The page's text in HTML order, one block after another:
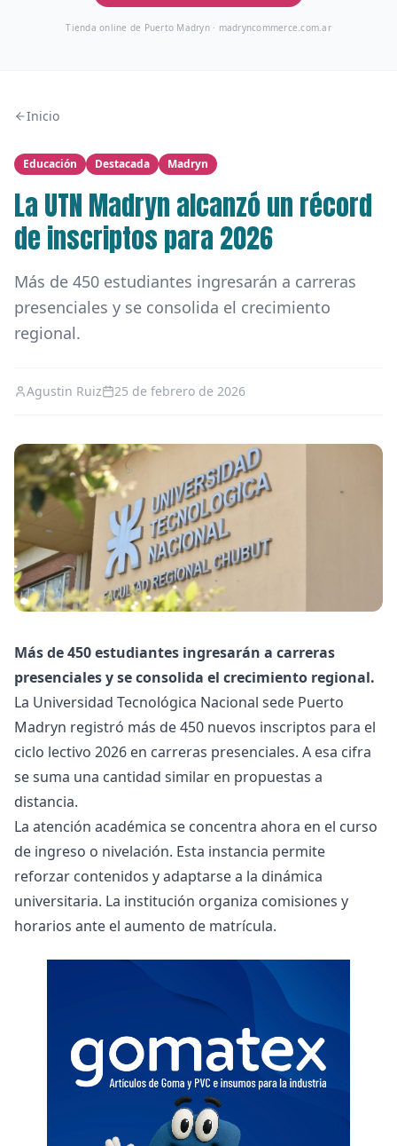
Tienda online de Puerto Madryn · madryncommerce.com.ar
Inicio
Educación Destacada Madryn
La UTN Madryn alcanzó un récord
de inscriptos para 2026
Más de 450 estudiantes ingresarán a carreras
presenciales y se consolida el crecimiento
regional.
Agustin Ruiz 25 de febrero de 2026
Más de 450 estudiantes ingresarán a carreras
presenciales y se consolida el crecimiento regional.
La Universidad Tecnológica Nacional sede Puerto
Madryn registró más de 450 nuevos inscriptos para el
ciclo lectivo 2026 en carreras presenciales. A esa cifra
se suma una cantidad similar en propuestas a
distancia.
La atención académica se concentra ahora en el curso
de ingreso o nivelación. Esta instancia permite
reforzar contenidos y adaptarse a la dinámica
universitaria. La institución organiza comisiones y
horarios ante el aumento de matrícula.